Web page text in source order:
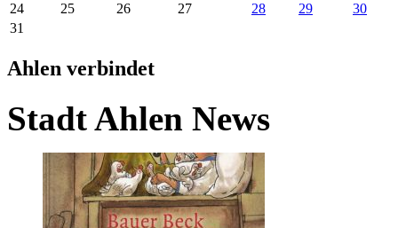
24
25 26 27 28 29
30
31
Ahlen verbindet
Stadt Ahlen News